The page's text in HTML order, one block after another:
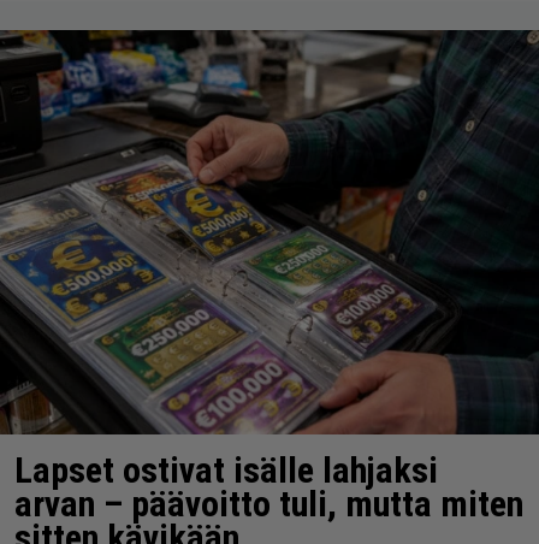
Lapset ostivat isälle lahjaksi
arvan – päävoitto tuli, mutta miten